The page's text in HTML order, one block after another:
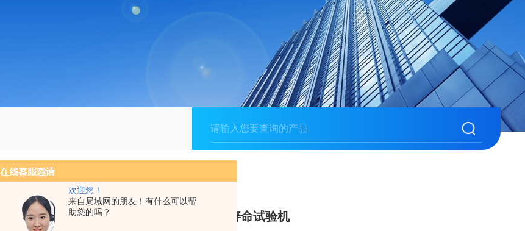
欢迎您！
来自局域网的朋友！有什么可以帮
助您的吗？
汽车尾门铰链耐久性寿命试验机